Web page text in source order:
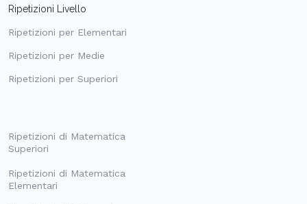
Ripetizioni Livello
Ripetizioni per Elementari
Ripetizioni per Medie
Ripetizioni per Superiori
Ripetizioni di Matematica
Superiori
Ripetizioni di Matematica
Elementari